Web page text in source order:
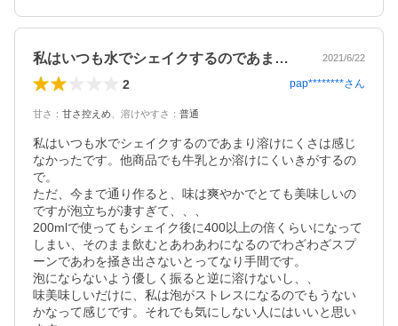
私はいつも水でシェイクするのであまり溶… 2021/6/22
2 pap********さん
甘さ ： 甘さ控えめ 溶けやすさ ： 普通
私はいつも水でシェイクするのであまり溶けにくさは感じ
なかったです。他商品でも牛乳とか溶けにくいきがするの
で。
ただ、今まで通り作ると、味は爽やかでとても美味しいの
ですが泡立ちが凄すぎて、、、
200mlで使ってもシェイク後に400以上の倍くらいになって
しまい、そのまま飲むとあわあわになるのでわざわざスプ
ーンであわを掻き出さないとってなり手間です。
泡にならないよう優しく振ると逆に溶けないし、、
味美味しいだけに、私は泡がストレスになるのでもうない
かなって感じです。それでも気にしない人にはいいと思い